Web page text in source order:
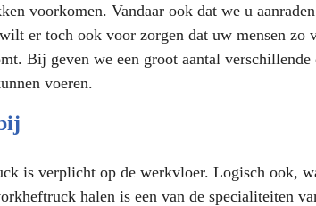
voorkomen. Vandaar ook dat we u
er toch ook voor zorgen dat uw mensen zo
Bij geven we een groot aantal
voeren.
is verplicht op de werkvloer. Logisch ook,
halen is een van de specialiteiten